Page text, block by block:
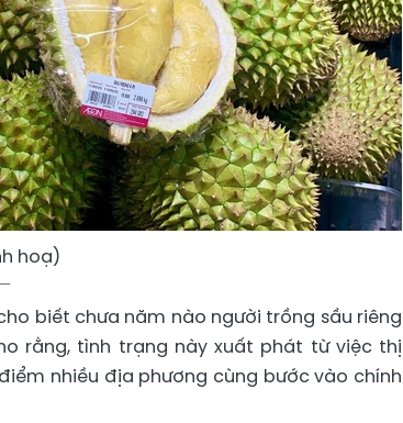
hoạ)
biết chưa năm nào người trồng sầu riêng
rằng, tình trạng này xuất phát từ việc thị
nhiều địa phương cùng bước vào chính